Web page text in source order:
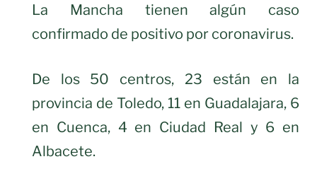
La Mancha tienen algún caso
confirmado de positivo por coronavirus.
De los 50 centros, 23 están en la
provincia de Toledo, 11 en Guadalajara, 6
en Cuenca, 4 en Ciudad Real y 6 en
Albacete.